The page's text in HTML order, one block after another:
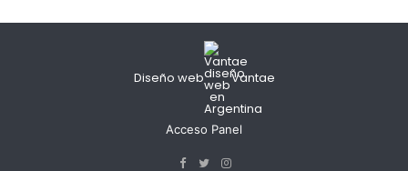
Diseño web Vantae
Acceso Panel